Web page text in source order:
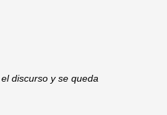
discurso y se queda